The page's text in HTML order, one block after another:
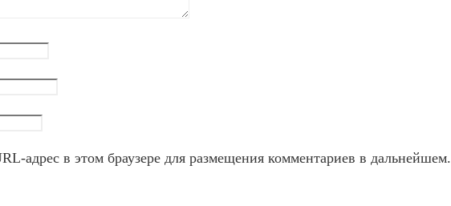
адрес в этом браузере для размещения комментариев в дальнейшем.